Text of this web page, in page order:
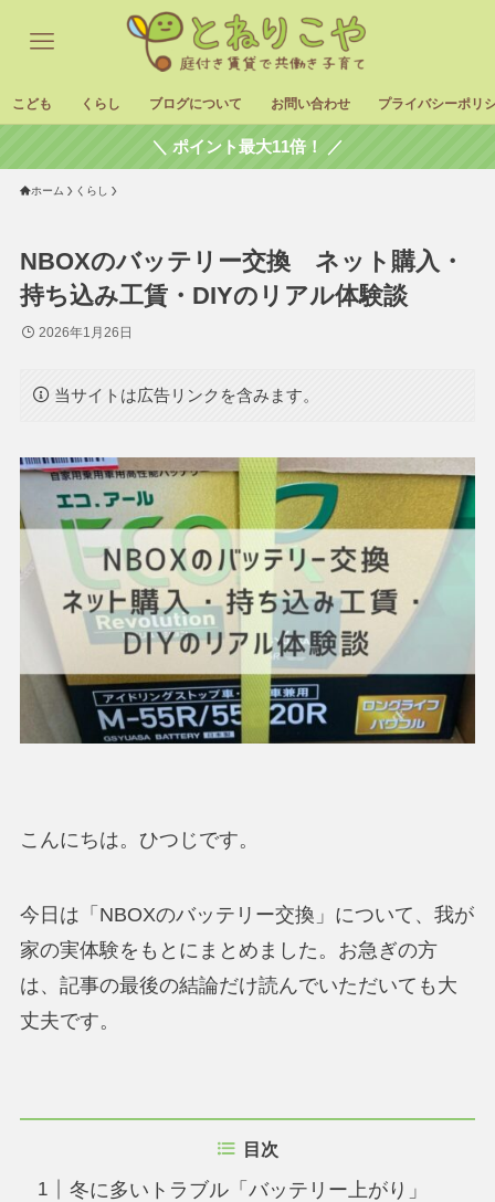
こども くらし ブログについて お問い合わせ プライバシーポリ
＼ ポイント最大11倍！ ／
ホーム くらし
NBOXのバッテリー交換 ネット購入・
持ち込み工賃・DIYのリアル体験談
2026年1月26日
当サイトは広告リンクを含みます。
こんにちは。ひつじです。
今日は「NBOXのバッテリー交換」について、我が
家の実体験をもとにまとめました。お急ぎの方
は、記事の最後の結論だけ読んでいただいても大
丈夫です。
目次
冬に多いトラブル「バッテリー上がり」